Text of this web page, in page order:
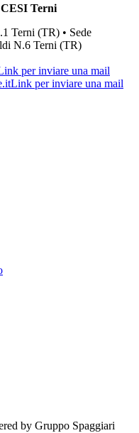
Terni
Terni (TR) • Sede
N.6 Terni (TR)
per inviare una mail
Link per inviare una mail
by Gruppo Spaggiari